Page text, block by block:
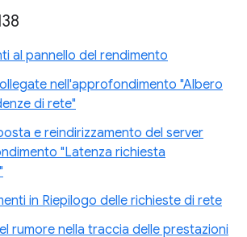
al pannello del rendimento
nell'approfondimento "Albero
di rete"
e reindirizzamento del server
"Latenza richiesta
in Riepilogo delle richieste di rete
rumore nella traccia delle prestazioni